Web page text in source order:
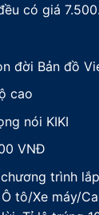
có giá
đời Bản đồ
cao
nói KIKI
VNĐ
trình
tô/Xe máy/